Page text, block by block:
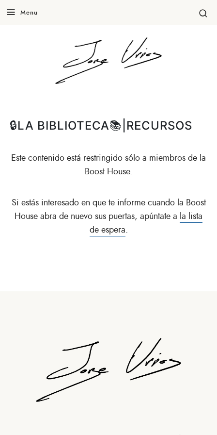
Menu
🔒LA BIBLIOTECA📚|RECURSOS
Este contenido está restringido sólo a miembros de la
Boost House.
Si estás interesado en que te informe cuando la Boost
House abra de nuevo sus puertas, apúntate a la lista
de espera.